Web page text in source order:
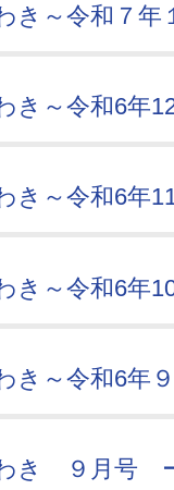
き～令和７年
き～令和6年
き～令和6年
き～令和6年
き～令和6年
き ９月号